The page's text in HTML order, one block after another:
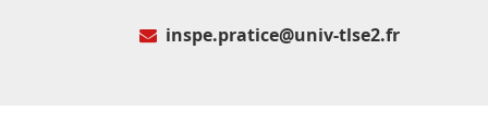
inspe.pratice@univ-tlse2.fr